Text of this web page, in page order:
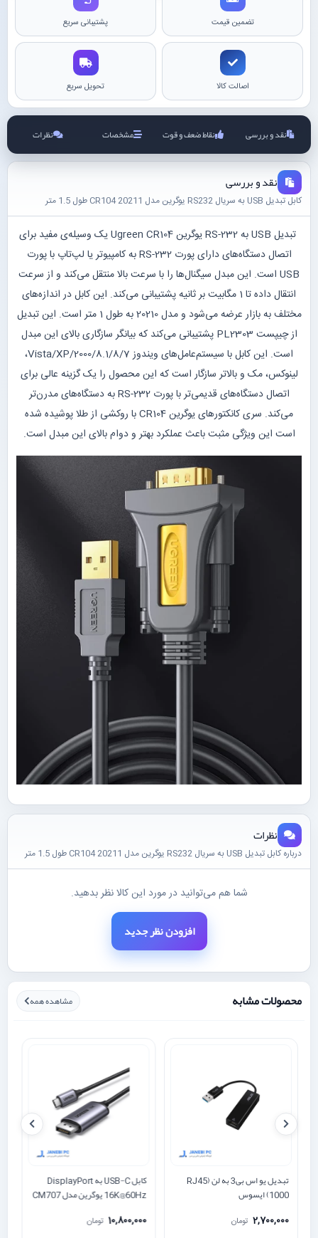
تضمین قیمت پشتیبانی سریع
اصالت کالا تحویل سریع
نقد و بررسی نقاط ضعف و قوت مشخصات نظرات
نقد و بررسی
کابل تبدیل USB به سریال RS232 یوگرین مدل CR104 20211 طول 1.5 متر
تبدیل USB به RS-232 یوگرین Ugreen CR104 یک وسیله‌ی مفید برای
اتصال دستگاه‌های دارای پورت RS-232 به کامپیوتر یا لپ‌تاپ با پورت
USB است. این مبدل سیگنال‌ها را با سرعت بالا منتقل می‌کند و از سرعت
انتقال داده تا 1 مگابیت بر ثانیه پشتیبانی می‌کند. این کابل در اندازه‌های
مختلف به بازار عرضه می‌شود و مدل 20210 به طول 1 متر است. این تبدیل
از چیپست PL2303 پشتیبانی می‌کند که بیانگر سازگاری بالای این مبدل
است. این کابل با سیستم‌عامل‌های ویندوز 8.1/8/7/Vista/XP/2000،
لینوکس، مک و بالاتر سازگار است که این محصول را یک گزینه عالی برای
اتصال دستگاه‌های قدیمی‌تر با پورت RS-232 به دستگاه‌های مدرن‌تر
می‌کند. سری کانکتورهای یوگرین CR104 با روکشی از طلا پوشیده شده
است این ویژگی مثبت باعث عملکرد بهتر و دوام بالای این مبدل است.
نظرات
درباره کابل تبدیل USB به سریال RS232 یوگرین مدل CR104 20211 طول 1.5 متر
شما هم می‌توانید در مورد این کالا نظر بدهید.
افزودن نظر جدید
محصولات مشابه مشاهده همه
کابل USB-C به DisplayPort
16K@60Hz یوگرین مدل CM707
10,800,000 تومان
تبدیل یو اس بی3 به لن RJ45)
1000) ایسوس
2,700,000 تومان